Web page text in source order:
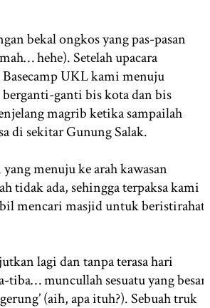
bekal ongkos yang pas-pasan
hehe). Setelah upacara
UKL kami menuju
ganti bis kota dan bis
magrib ketika sampailah
di sekitar Gunung Salak.
menuju ke arah kawasan
tidak ada, sehingga terpaksa kami
mencari masjid untuk beristirahat
lagi dan tanpa terasa hari
muncullah sesuatu yang besar
(aih, apa ituh?). Sebuah truk